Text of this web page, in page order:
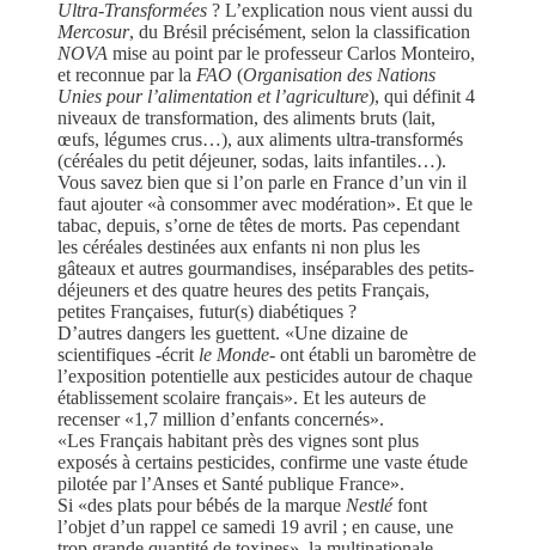
Ultra-Transformées ? L’explication nous vient aussi du
Mercosur, du Brésil précisément, selon la classification
NOVA mise au point par le professeur Carlos Monteiro,
et reconnue par la FAO (Organisation des Nations
Unies pour l’alimentation et l’agriculture), qui définit 4
niveaux de transformation, des aliments bruts (lait,
œufs, légumes crus…), aux aliments ultra-transformés
(céréales du petit déjeuner, sodas, laits infantiles…).
Vous savez bien que si l’on parle en France d’un vin il
faut ajouter «à consommer avec modération». Et que le
tabac, depuis, s’orne de têtes de morts. Pas cependant
les céréales destinées aux enfants ni non plus les
gâteaux et autres gourmandises, inséparables des petits-
déjeuners et des quatre heures des petits Français,
petites Françaises, futur(s) diabétiques ?
D’autres dangers les guettent. «Une dizaine de
scientifiques -écrit le Monde- ont établi un baromètre de
l’exposition potentielle aux pesticides autour de chaque
établissement scolaire français». Et les auteurs de
recenser «1,7 million d’enfants concernés».
«Les Français habitant près des vignes sont plus
exposés à certains pesticides, confirme une vaste étude
pilotée par l’Anses et Santé publique France».
Si «des plats pour bébés de la marque Nestléfont
l’objet d’un rappel ce samedi 19 avril ; en cause, une